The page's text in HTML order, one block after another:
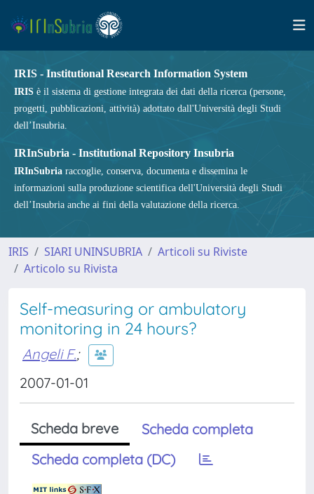
IRIS - Institutional Research Information System
IRIS è il sistema di gestione integrata dei dati della ricerca (persone,
progetti, pubblicazioni, attività) adottato dall'Università degli Studi
dell’Insubria.
IRInSubria - Institutional Repository Insubria
IRInSubria raccoglie, conserva, documenta e dissemina le
informazioni sulla produzione scientifica dell'Università degli Studi
dell’Insubria anche ai fini della valutazione della ricerca.
IRIS SIARI UNINSUBRIA
Articoli su Riviste
Articolo su Rivista
Self-measuring or ambulatory
monitoring in 24 hours?
Angeli F.;
2007-01-01
Scheda breve
Scheda completa
Scheda completa (DC)